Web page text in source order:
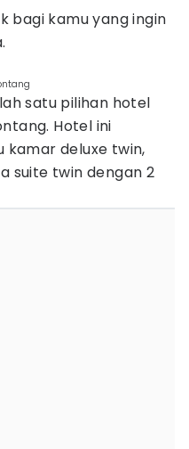
bagi kamu yang ingin
satu pilihan hotel
Hotel ini
kamar deluxe twin,
suite twin dengan 2